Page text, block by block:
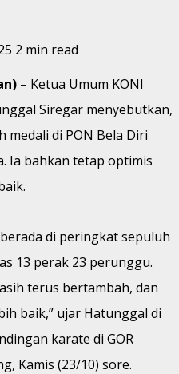
2 min read
– Ketua Umum KONI
Siregar menyebutkan,
medali di PON Bela Diri
Ia bahkan tetap optimis
di peringkat sepuluh
13 perak 23 perunggu.
terus bertambah, dan
baik,” ujar Hatunggal di
karate di GOR
Kamis (23/10) sore.